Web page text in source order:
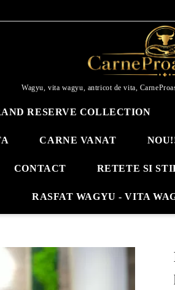
Wagyu, vita wagyu, antricot de vita,
RESERVE COLLECTION
CARNE VANAT
CONTACT RETETE SI
RASFAT WAGYU - VITA